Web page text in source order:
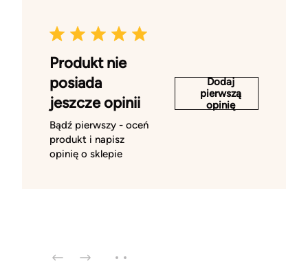
Produkt nie
posiada
jeszcze opinii
Bądź pierwszy - oceń
produkt i napisz
opinię o sklepie
Dodaj
pierwszą
opinię